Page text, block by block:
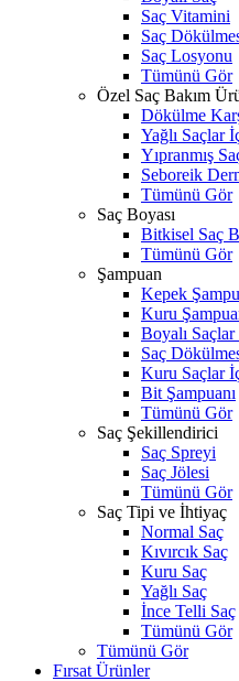
Saç Vitamini
Saç
Saç Losyonu
Tümünü Gör
Özel Saç Bakım
Dökülme
Yağlı Saçlar
Yıpranmış
Seboreik
Tümünü Gör
Saç Boyası
Bitkisel Saç
Tümünü Gör
Şampuan
Kepek
Kuru
Boyalı
Saç
Kuru Saçlar
Bit Şampuanı
Tümünü Gör
Saç Şekillendirici
Saç Spreyi
Saç Jölesi
Tümünü Gör
Saç Tipi ve İhtiyaç
Normal Saç
Kıvırcık Saç
Kuru Saç
Yağlı Saç
İnce Telli Saç
Tümünü Gör
Tümünü Gör
Fırsat Ürünler